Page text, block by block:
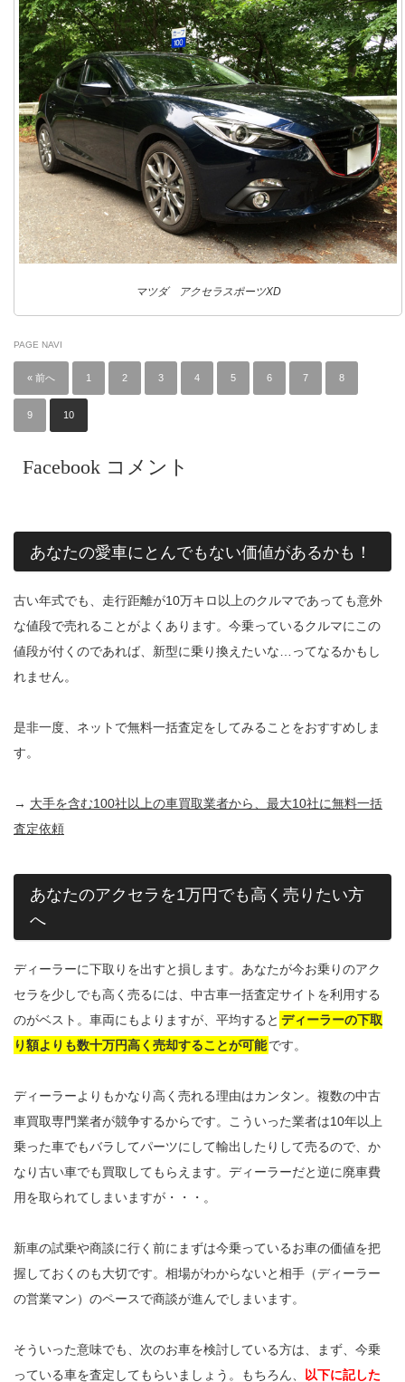
マツダ アクセラスポーツXD
PAGE NAVI
« 前へ 1 2 3 4 5 6 7 8
9 10
Facebook コメント
あなたの愛車にとんでもない価値があるかも！
古い年式でも、走行距離が10万キロ以上のクルマであっても意外
な値段で売れることがよくあります。今乗っているクルマにこの
値段が付くのであれば、新型に乗り換えたいな…ってなるかもし
れません。
是非一度、ネットで無料一括査定をしてみることをおすすめしま
す。
→ 大手を含む100社以上の車買取業者から、最大10社に無料一括
査定依頼
あなたのアクセラを1万円でも高く売りたい方
へ
ディーラーに下取りを出すと損します。あなたが今お乗りのアク
セラを少しでも高く売るには、中古車一括査定サイトを利用する
のがベスト。車両にもよりますが、平均すると ディーラーの下取
り額よりも数十万円高く売却することが可能です。
ディーラーよりもかなり高く売れる理由はカンタン。複数の中古
車買取専門業者が競争するからです。こういった業者は10年以上
乗った車でもバラしてパーツにして輸出したりして売るので、か
なり古い車でも買取してもらえます。ディーラーだと逆に廃車費
用を取られてしまいますが・・・。
新車の試乗や商談に行く前にまずは今乗っているお車の価値を把
握しておくのも大切です。相場がわからないと相手（ディーラー
の営業マン）のペースで商談が進んでしまいます。
そういった意味でも、次のお車を検討している方は、まず、今乗
っている車を査定してもらいましょう。もちろん、 以下に記した